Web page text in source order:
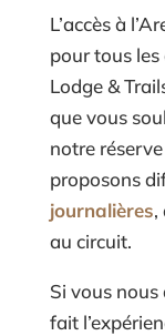
L’accès à
pour tous
Lodge &
que vous
notre
proposons
journalières,
au circuit.
Si vous
fait